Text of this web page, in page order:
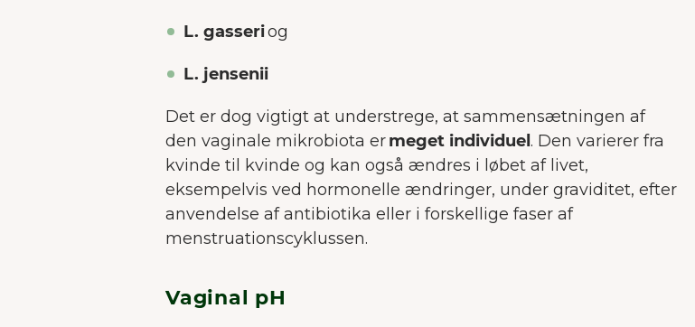
L. gasseriog
L. jensenii
Det er dog vigtigt at understrege, at sammensætningen af
den vaginale mikrobiota ermeget individuel. Den varierer fra
kvinde til kvinde og kan også ændres i løbet af livet,
eksempelvis ved hormonelle ændringer, under graviditet, efter
anvendelse af antibiotika eller i forskellige faser af
menstruationscyklussen.
Vaginal pH